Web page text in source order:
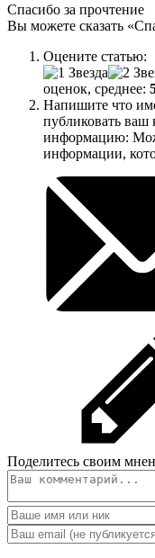
Спасибо за прочтение
Вы можете сказать
Оцените статью:
оценок, среднее:
Напишите что
публиковать ваш
информацию:
информации,
Поделитесь своим